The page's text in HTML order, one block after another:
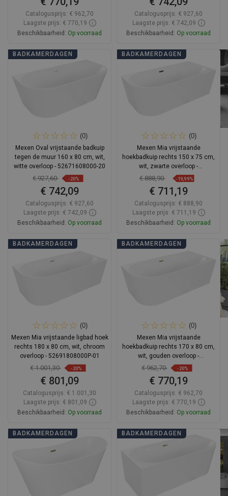
Catalogusprijs: € 962,70
Laagste prijs: € 770,19
Beschikbaarheid: Op voorraad
In winkelwagen
Catalogusprijs: € 927,60
Laagste prijs: € 742,09
Beschikbaarheid: Op voorraad
In winkelwagen
BADKAMERDAGEN
(0)
Mexen Oval vrijstaande badkuip
tegen de muur 160 x 80 cm, wit,
witte overloop - 52671608000-20
€ 927,60 -20%
€ 742,09
Catalogusprijs: € 927,60
Laagste prijs: € 742,09
Beschikbaarheid: Op voorraad
In winkelwagen
BADKAMERDAGEN
(0)
Mexen Mia vrijstaande
hoekbadkuip rechts 150 x 75 cm,
wit, zwarte overloop -
52691507500P-70
€ 888,90 -19,99%
€ 711,19
Catalogusprijs: € 888,90
Laagste prijs: € 711,19
Beschikbaarheid: Op voorraad
In winkelwagen
BADKAMERDAGEN
(0)
Mexen Mia vrijstaande ligbad hoek
rechts 180 x 80 cm, wit, chroom
overloop - 52691808000P-01
€ 1.001,30 -20%
€ 801,09
Catalogusprijs: € 1.001,30
Laagste prijs: € 801,09
Beschikbaarheid: Op voorraad
In winkelwagen
BADKAMERDAGEN
(0)
Mexen Mia vrijstaande
hoekbadkuip rechts 170 x 80 cm,
wit, gouden overloop -
52691708000P-50
€ 962,70 -20%
€ 770,19
Catalogusprijs: € 962,70
Laagste prijs: € 770,19
Beschikbaarheid: Op voorraad
In winkelwagen
BADKAMERDAGEN BADKAMERDAGEN